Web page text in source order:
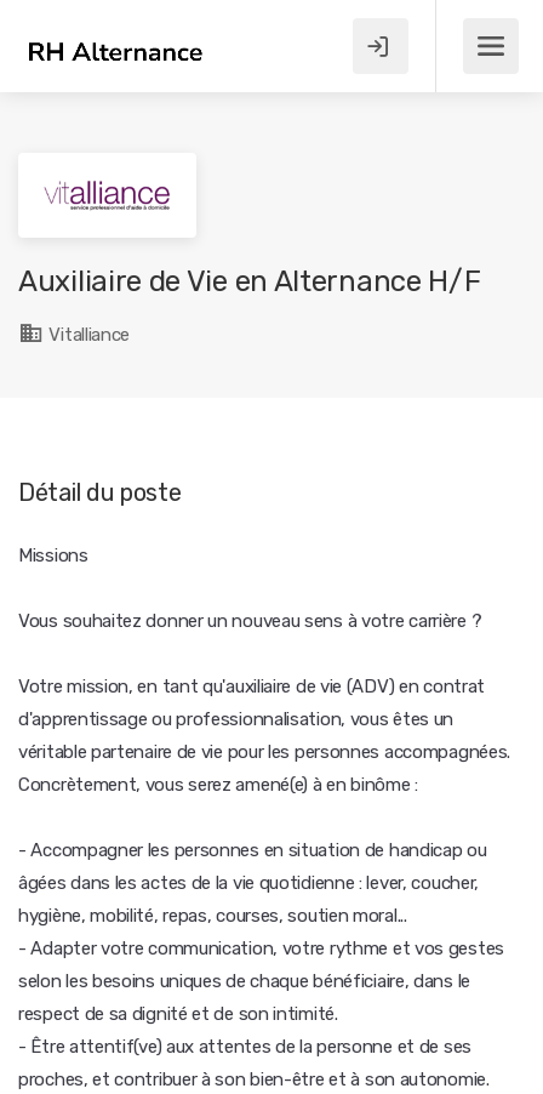
Auxiliaire de Vie en Alternance H/F
Vitalliance
Détail du poste
Missions
Vous souhaitez donner un nouveau sens à votre carrière ?
Votre mission, en tant qu'auxiliaire de vie (ADV) en contrat
d'apprentissage ou professionnalisation, vous êtes un
véritable partenaire de vie pour les personnes accompagnées.
Concrètement, vous serez amené(e) à en binôme :
- Accompagner les personnes en situation de handicap ou
âgées dans les actes de la vie quotidienne : lever, coucher,
hygiène, mobilité, repas, courses, soutien moral...
- Adapter votre communication, votre rythme et vos gestes
selon les besoins uniques de chaque bénéficiaire, dans le
respect de sa dignité et de son intimité.
- Être attentif(ve) aux attentes de la personne et de ses
proches, et contribuer à son bien-être et à son autonomie.